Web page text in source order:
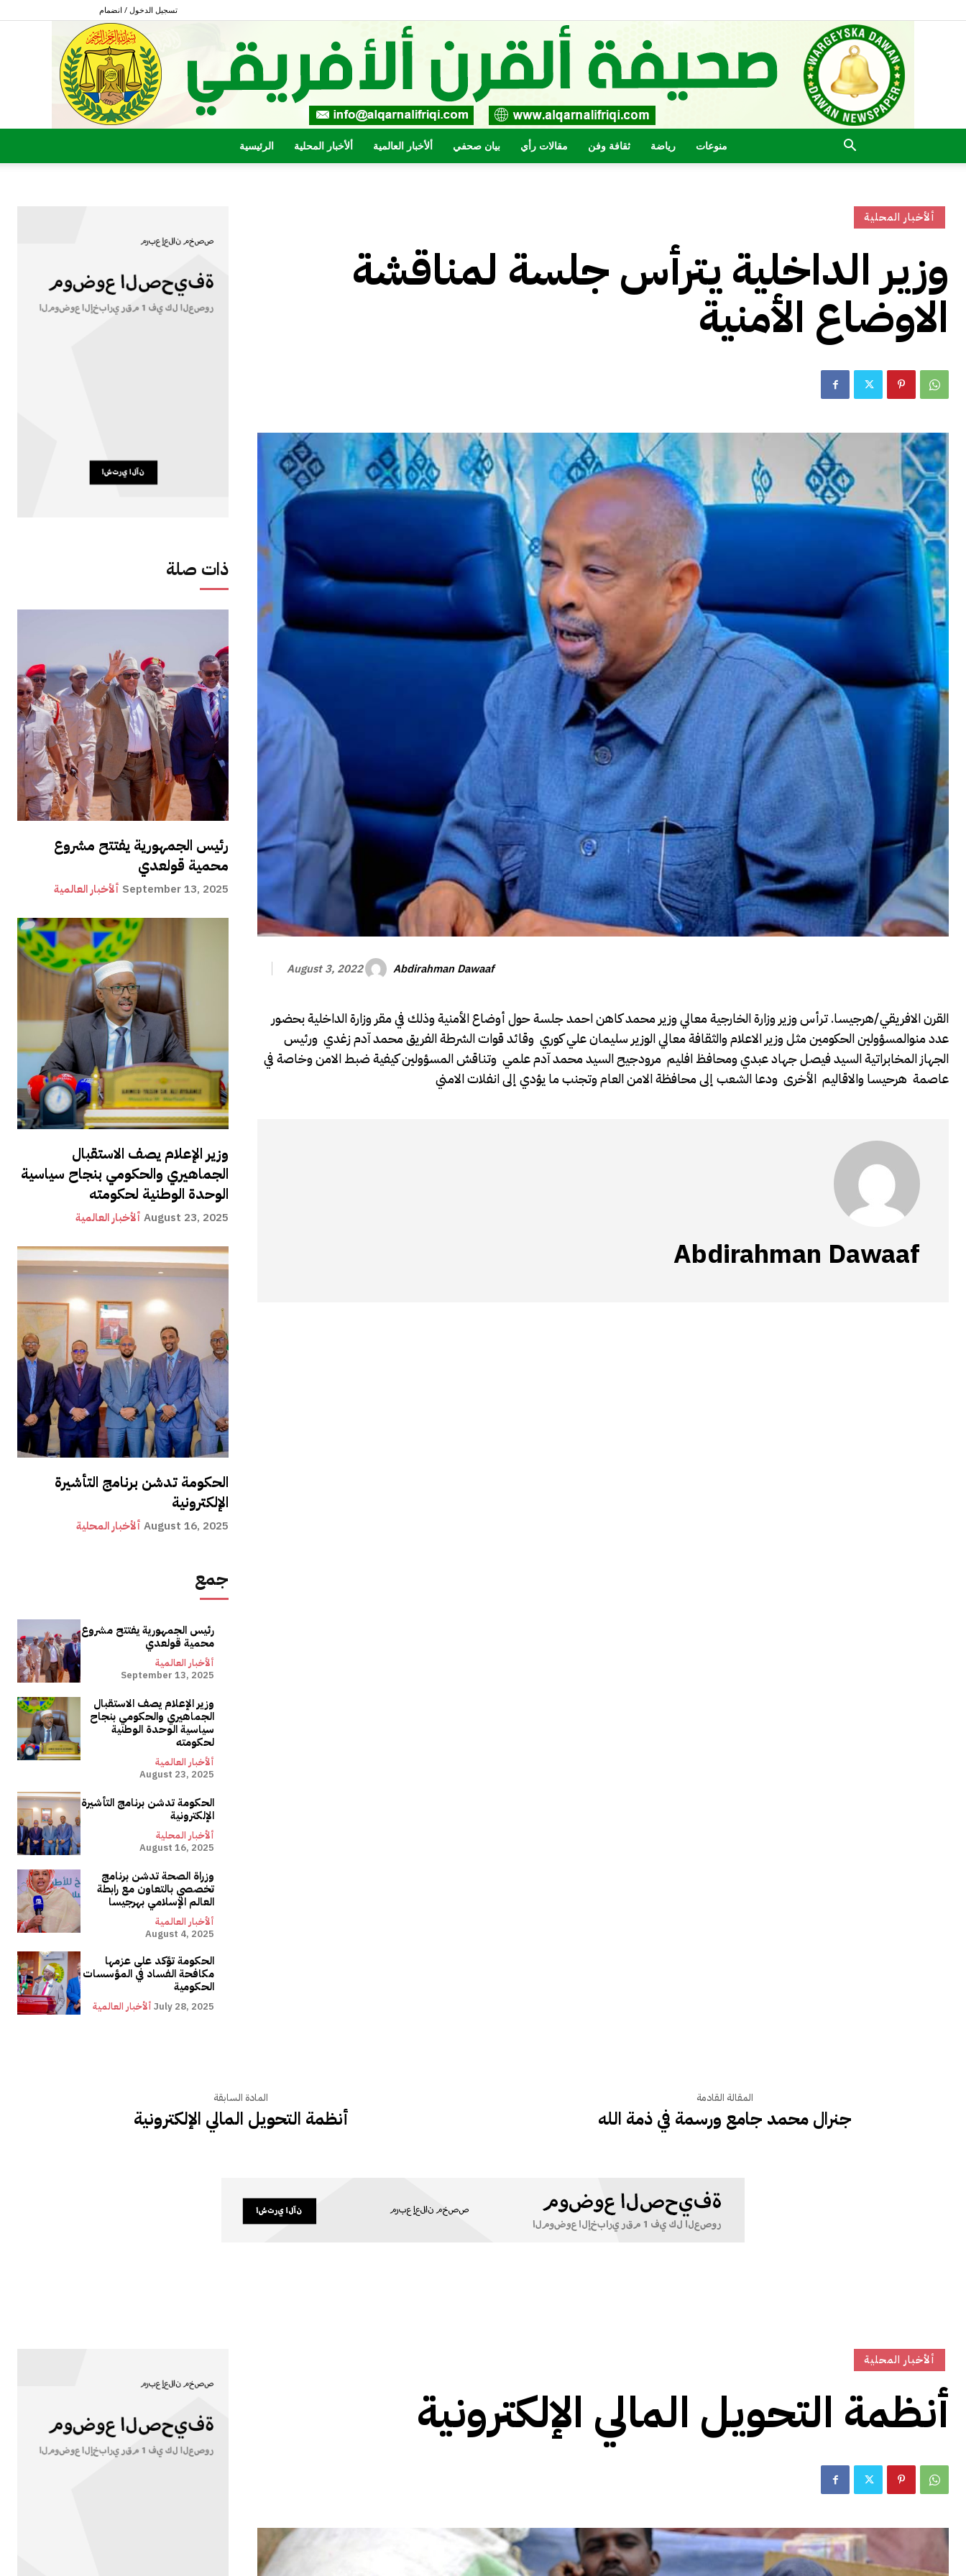
تسجيل الدخول / انضمام
الرئيسية ألأخبار المحلية ألأخبار العالمية بيان صحفي مقالات رأي ثقافة وفن رياضة منوعات
ذات صلة
رئيس الجمهورية يفتتح مشروع
محمية قولعدي
ألأخبار العالمية September 13, 2025
وزير الإعلام يصف الاستقبال
الجماهيري والحكومي بنجاح سياسية
الوحدة الوطنية لحكومته
ألأخبار العالمية August 23, 2025
الحكومة تدشن برنامج التأشيرة
الإلكترونية
ألأخبار المحلية August 16, 2025
جمع
رئيس الجمهورية يفتتح مشروع
محمية قولعدي
ألأخبار العالمية
September 13, 2025
وزير الإعلام يصف الاستقبال
الجماهيري والحكومي بنجاح
سياسية الوحدة الوطنية
لحكومته
ألأخبار العالمية
August 23, 2025
الحكومة تدشن برنامج التأشيرة
الإلكترونية
ألأخبار المحلية
August 16, 2025
وزراة الصحة تدشن برنامج
تخصصي بالتعاون مع رابطة
العالم الإسلامي بهرجيسا
ألأخبار العالمية
August 4, 2025
الحكومة تؤكد على عزمها
مكافحة الفساد في المؤسسات
الحكومية
ألأخبار العالمية July 28, 2025
ألأخبار المحلية
وزير الداخلية يترأس جلسة لمناقشة
الاوضاع الأمنية
August 3, 2022 Abdirahman Dawaaf
القرن الافريقي/هرجيسا. ترأس وزير وزارة الخارجية معالي وزير محمد كاهن احمد جلسة حول أوضاع الأمنية وذلك في مقر وزارة الداخلية بحضور
عدد منوالمسؤولين الحكومين مثل وزير الاعلام والثقافة معالي الوزير سليمان علي كوري وقائد قوات الشرطة الفريق محمد آدم زغدي ورئيس
الجهاز المخابراتية السيد فيصل جهاد عبدي ومحافظ افليم مرودجيح السيد محمد آدم علمي وتناقش المسؤولين كيفية ضبط الامن وخاصة في
عاصمة هرحيسا والاقاليم الأخرى ودعا الشعب إلى محافظة الامن العام وتجنب ما يؤدي إلى انفلات الامني
Abdirahman Dawaaf
المادة السابقة
أنظمة التحويل المالي الإلكترونية
المقالة القادمة
جنرال محمد جامع ورسمة في ذمة الله